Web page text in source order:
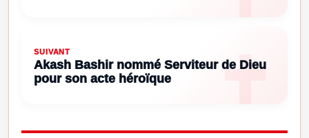
SUIVANT
Akash Bashir nommé Serviteur de Dieu
pour son acte héroïque